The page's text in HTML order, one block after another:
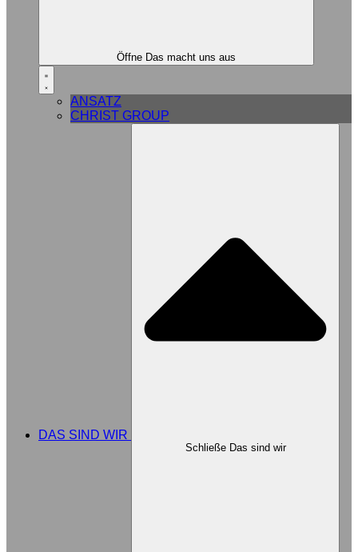
Öffne Das macht uns aus
ANSATZ
CHRIST GROUP
DAS SIND WIR
Schließe Das sind wir